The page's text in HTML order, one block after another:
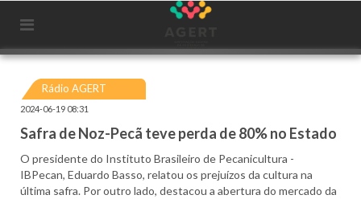
Rádio AGERT
2024-06-19 08:31
Safra de Noz-Pecã teve perda de 80% no Estado
O presidente do Instituto Brasileiro de Pecanicultura -
IBPecan, Eduardo Basso, relatou os prejuízos da cultura na
última safra. Por outro lado, destacou a abertura do mercado da